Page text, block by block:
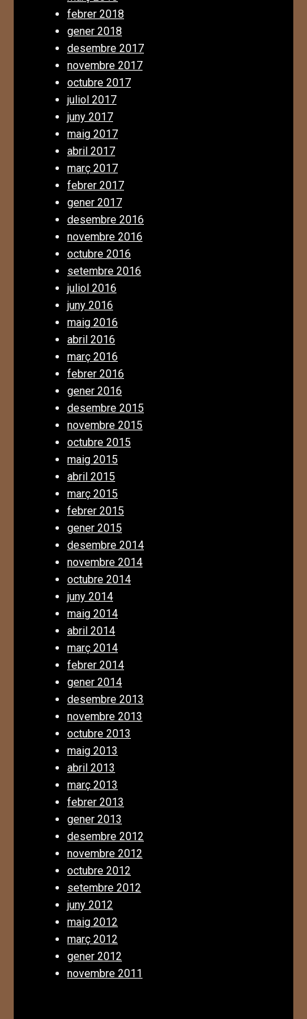
febrer 2018
gener 2018
desembre 2017
novembre 2017
octubre 2017
juliol 2017
juny 2017
maig 2017
abril 2017
març 2017
febrer 2017
gener 2017
desembre 2016
novembre 2016
octubre 2016
setembre 2016
juliol 2016
juny 2016
maig 2016
abril 2016
març 2016
febrer 2016
gener 2016
desembre 2015
novembre 2015
octubre 2015
maig 2015
abril 2015
març 2015
febrer 2015
gener 2015
desembre 2014
novembre 2014
octubre 2014
juny 2014
maig 2014
abril 2014
març 2014
febrer 2014
gener 2014
desembre 2013
novembre 2013
octubre 2013
maig 2013
abril 2013
març 2013
febrer 2013
gener 2013
desembre 2012
novembre 2012
octubre 2012
setembre 2012
juny 2012
maig 2012
març 2012
gener 2012
novembre 2011